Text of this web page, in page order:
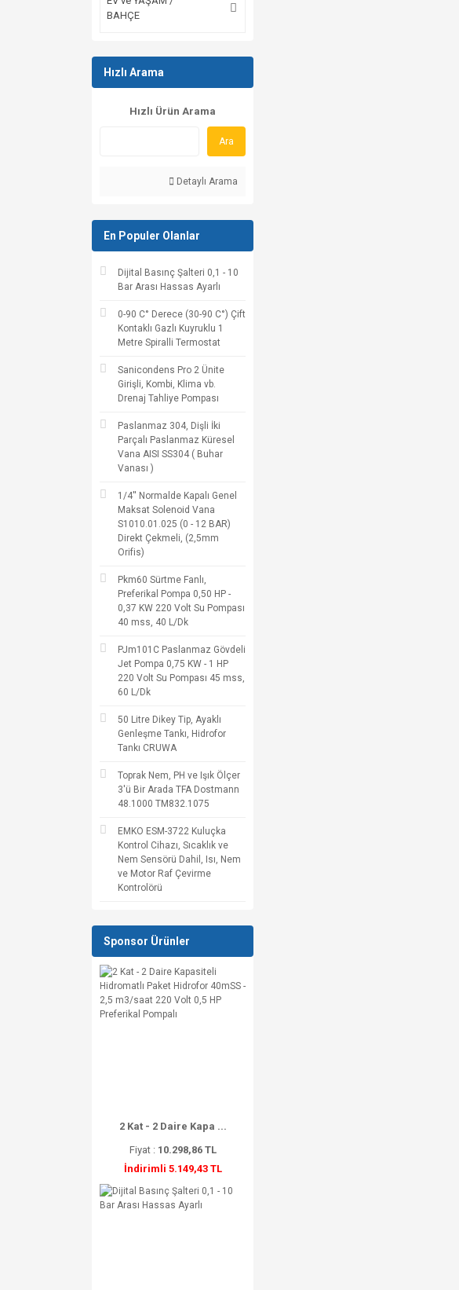
BAHÇE
Hızlı Arama
Hızlı Ürün Arama
Ara
Detaylı Arama
En Populer Olanlar
Dijital Basınç Şalteri 0,1 - 10
Bar Arası Hassas Ayarlı
0-90 C° Derece (30-90 C°) Çift
Kontaklı Gazlı Kuyruklu 1
Metre Spiralli Termostat
Sanicondens Pro 2 Ünite
Girişli, Kombi, Klima vb.
Drenaj Tahliye Pompası
Paslanmaz 304, Dişli İki
Parçalı Paslanmaz Küresel
Vana AISI SS304 ( Buhar
Vanası )
1/4'' Normalde Kapalı Genel
Maksat Solenoid Vana
S1010.01.025 (0 - 12 BAR)
Direkt Çekmeli, (2,5mm
Orifis)
Pkm60 Sürtme Fanlı,
Preferikal Pompa 0,50 HP -
0,37 KW 220 Volt Su Pompası
40 mss, 40 L/Dk
PJm101C Paslanmaz Gövdeli
Jet Pompa 0,75 KW - 1 HP
220 Volt Su Pompası 45 mss,
60 L/Dk
50 Litre Dikey Tip, Ayaklı
Genleşme Tankı, Hidrofor
Tankı CRUWA
Toprak Nem, PH ve Işık Ölçer
3'ü Bir Arada TFA Dostmann
48.1000 TM832.1075
EMKO ESM-3722 Kuluçka
Kontrol Cihazı, Sıcaklık ve
Nem Sensörü Dahil, Isı, Nem
ve Motor Raf Çevirme
Kontrolörü
Sponsor Ürünler
2 Kat - 2 Daire Kapa ...
Fiyat : 10.298,86 TL
İndirimli 5.149,43 TL